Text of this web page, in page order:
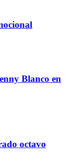
Blanco en
octavo